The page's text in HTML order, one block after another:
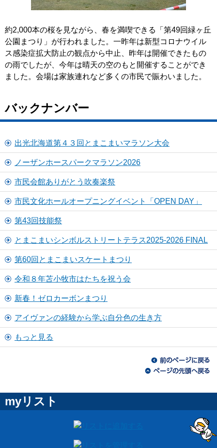
約2,000本の桜を見ながら、春を満喫できる「第49回緑ヶ丘
公園まつり」が行われました。一昨年は新型コロナウイル
ス感染症拡大防止の観点から中止、昨年は開催できたもの
の雨でしたが、今年は晴天の空のもと開催することができ
ました。会場は家族連れなど多くの市民で賑わいました。
バックナンバー
出光北海道第４３回とまこまいマラソン大会
ノーザンホースパークマラソン2026
市民会館ありがとう吹奏楽祭
市民文化ホールオープニングイベント「OPEN DAY」
第43回技能祭
とまこまいシンボルストリートテラス2025-2026 FINAL
第60回とまこまいスケートまつり
令和８年苫小牧市はたちを祝う会
新春！ゼロカーボンまつり
アイヴァンの経験から学ぶ自分色の生き方
もっと見る
myリスト